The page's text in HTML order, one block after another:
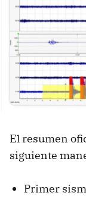
El resumen
siguiente
Primer